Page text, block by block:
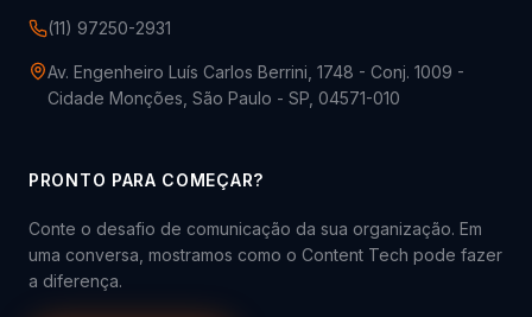
(11) 97250-2931
Av. Engenheiro Luís Carlos Berrini, 1748 - Conj. 1009 -
Cidade Monções, São Paulo - SP, 04571-010
PRONTO PARA COMEÇAR?
Conte o desafio de comunicação da sua organização. Em
uma conversa, mostramos como o Content Tech pode fazer
a diferença.